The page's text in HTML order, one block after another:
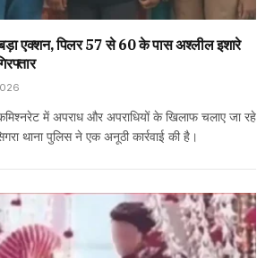
बड़ा एक्शन, पिलर 57 से 60 के पास अश्लील इशारे
में अपराध और अपराधियों के खिलाफ चलाए जा रहे
थाना पुलिस ने एक अनूठी कार्रवाई की है।